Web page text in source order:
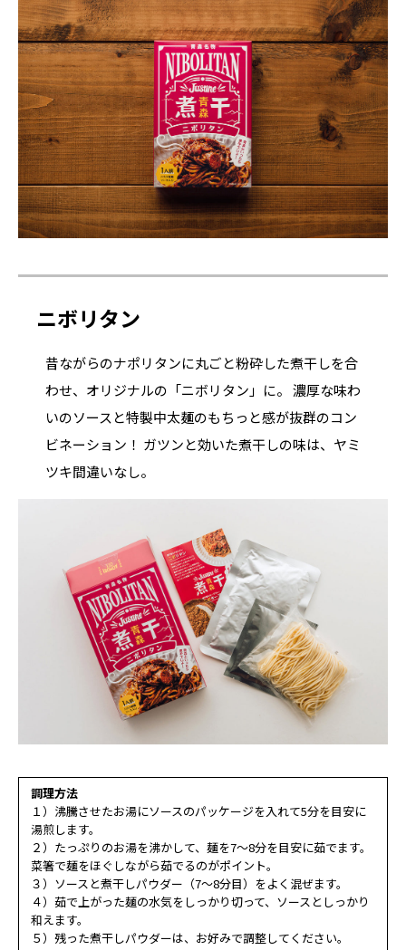
ニボリタン
昔ながらのナポリタンに丸ごと粉砕した煮干しを合
わせ、オリジナルの「ニボリタン」に。 濃厚な味わ
いのソースと特製中太麺のもちっと感が抜群のコン
ビネーション！ ガツンと効いた煮干しの味は、ヤミ
ツキ間違いなし。
調理方法
１）沸騰させたお湯にソースのパッケージを入れて5分を目安に
湯煎します。
２）たっぷりのお湯を沸かして、麺を7～8分を目安に茹でます。
菜箸で麺をほぐしながら茹でるのがポイント。
３）ソースと煮干しパウダー（7～8分目）をよく混ぜます。
４）茹で上がった麺の水気をしっかり切って、ソースとしっかり
和えます。
５）残った煮干しパウダーは、お好みで調整してください。